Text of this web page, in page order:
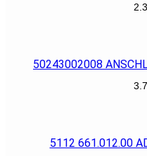
50243002008
5112 661.012.00